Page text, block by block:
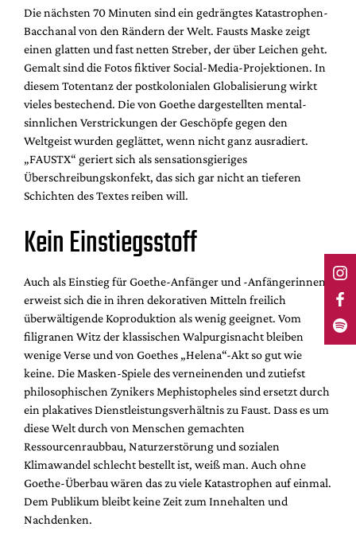
Die nächsten 70 Minuten sind ein gedrängtes Katastrophen-
Bacchanal von den Rändern der Welt. Fausts Maske zeigt
einen glatten und fast netten Streber, der über Leichen geht.
Gemalt sind die Fotos fiktiver Social-Media-Projektionen. In
diesem Totentanz der postkolonialen Globalisierung wirkt
vieles bestechend. Die von Goethe dargestellten mental-
sinnlichen Verstrickungen der Geschöpfe gegen den
Weltgeist wurden geglättet, wenn nicht ganz ausradiert.
„FAUSTX“ geriert sich als sensationsgieriges
Überschreibungskonfekt, das sich gar nicht an tieferen
Schichten des Textes reiben will.
Kein Einstiegsstoff
Auch als Einstieg für Goethe-Anfänger und -Anfängerinnen
erweist sich die in ihren dekorativen Mitteln freilich
überwältigende Koproduktion als wenig geeignet. Vom
filigranen Witz der klassischen Walpurgisnacht bleiben
wenige Verse und von Goethes „Helena“-Akt so gut wie
keine. Die Masken-Spiele des verneinenden und zutiefst
philosophischen Zynikers Mephistopheles sind ersetzt durch
ein plakatives Dienstleistungsverhältnis zu Faust. Dass es um
diese Welt durch von Menschen gemachten
Ressourcenraubbau, Naturzerstörung und sozialen
Klimawandel schlecht bestellt ist, weiß man. Auch ohne
Goethe-Überbau wären das zu viele Katastrophen auf einmal.
Dem Publikum bleibt keine Zeit zum Innehalten und
Nachdenken.